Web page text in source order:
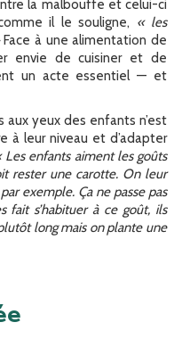
la malbouffe et celui-ci
il le souligne, « les
Face à une alimentation de
envie de cuisiner et de
un acte essentiel — et
yeux des enfants n’est
leur niveau et d’adapter
Les enfants aiment les goûts
rester une carotte. On leur
exemple. Ça ne passe pas
fait s’habituer à ce goût, ils
long mais on plante une